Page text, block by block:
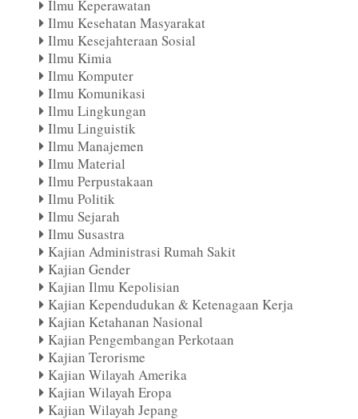
Ilmu Keperawatan
Ilmu Kesehatan Masyarakat
Ilmu Kesejahteraan Sosial
Ilmu Kimia
Ilmu Komputer
Ilmu Komunikasi
Ilmu Lingkungan
Ilmu Linguistik
Ilmu Manajemen
Ilmu Material
Ilmu Perpustakaan
Ilmu Politik
Ilmu Sejarah
Ilmu Susastra
Kajian Administrasi Rumah Sakit
Kajian Gender
Kajian Ilmu Kepolisian
Kajian Kependudukan & Ketenagaan Kerja
Kajian Ketahanan Nasional
Kajian Pengembangan Perkotaan
Kajian Terorisme
Kajian Wilayah Amerika
Kajian Wilayah Eropa
Kajian Wilayah Jepang